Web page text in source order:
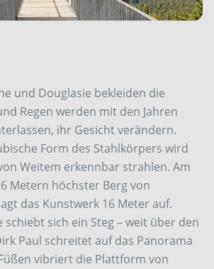
und Douglasie bekleiden die
Regen werden mit den Jahren
ihr Gesicht verändern.
Form des Stahlkörpers wird
Weitem erkennbar strahlen. Am
Metern höchster Berg von
das Kunstwerk 16 Meter auf.
sich ein Steg – weit über den
Paul schreitet auf das Panorama
vibriert die Plattform von